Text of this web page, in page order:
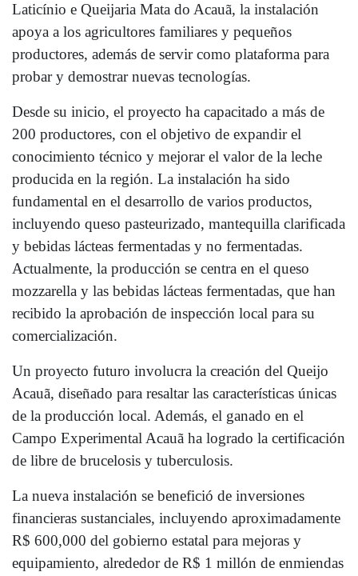
Laticínio e Queijaria Mata do Acauã, la instalación
apoya a los agricultores familiares y pequeños
productores, además de servir como plataforma para
probar y demostrar nuevas tecnologías.
Desde su inicio, el proyecto ha capacitado a más de
200 productores, con el objetivo de expandir el
conocimiento técnico y mejorar el valor de la leche
producida en la región. La instalación ha sido
fundamental en el desarrollo de varios productos,
incluyendo queso pasteurizado, mantequilla clarificada
y bebidas lácteas fermentadas y no fermentadas.
Actualmente, la producción se centra en el queso
mozzarella y las bebidas lácteas fermentadas, que han
recibido la aprobación de inspección local para su
comercialización.
Un proyecto futuro involucra la creación del Queijo
Acauã, diseñado para resaltar las características únicas
de la producción local. Además, el ganado en el
Campo Experimental Acauã ha logrado la certificación
de libre de brucelosis y tuberculosis.
La nueva instalación se benefició de inversiones
financieras sustanciales, incluyendo aproximadamente
R$ 600,000 del gobierno estatal para mejoras y
equipamiento, alrededor de R$ 1 millón de enmiendas